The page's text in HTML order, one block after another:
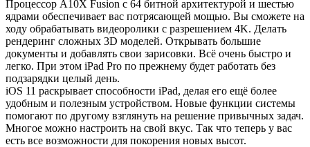
Процессор A10X Fusion с 64 битной архитектурой и шестью
ядрами обеспечивает вас потрясающей мощью. Вы сможете на
ходу обрабатывать видеоролики с разрешением 4K. Делать
рендеринг сложных 3D моделей. Открывать большие
документы и добавлять свои зарисовки. Всё очень быстро и
легко. При этом iPad Pro по прежнему будет работать без
подзарядки целый день.
iOS 11 раскрывает способности iPad, делая его ещё более
удобным и полезным устройством. Новые функции системы
помогают по другому взглянуть на решение привычных задач.
Многое можно настроить на свой вкус. Так что теперь у вас
есть все возможности для покорения новых высот.